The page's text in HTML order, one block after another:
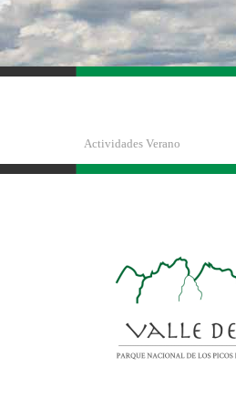
Actividades Verano